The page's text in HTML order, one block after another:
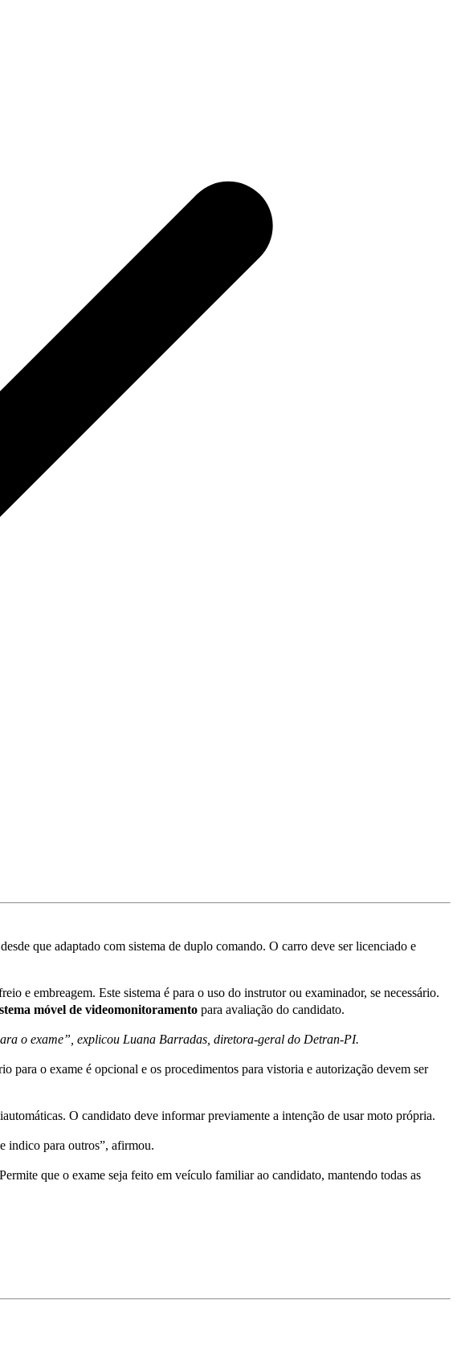
que adaptado com sistema de duplo comando. O carro deve ser licenciado e
e embreagem. Este sistema é para o uso do instrutor ou examinador, se necessário.
móvel de videomonitoramento para avaliação do candidato.
o exame”, explicou Luana Barradas, diretora-geral do Detran-PI.
o exame é opcional e os procedimentos para vistoria e autorização devem ser
O candidato deve informar previamente a intenção de usar moto própria.
indico para outros”, afirmou.
que o exame seja feito em veículo familiar ao candidato, mantendo todas as